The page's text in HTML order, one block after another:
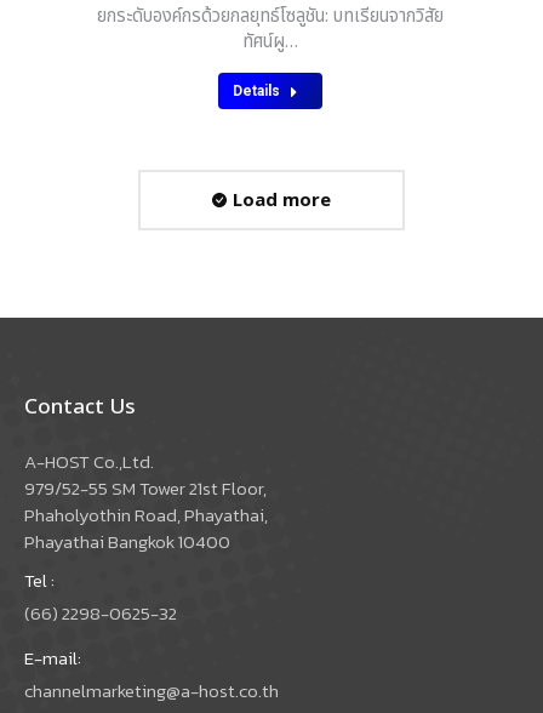
ยกระดับองค์กรด้วยกลยุทธ์โซลูชัน: บทเรียนจากวิสัย
ทัศน์ผู…
Details
Load more
Contact Us
A-HOST Co.,Ltd.
979/52-55 SM Tower 21st Floor,
Phaholyothin Road, Phayathai,
Phayathai Bangkok 10400
Tel :
(66) 2298-0625-32
E-mail:
channelmarketing@a-host.co.th